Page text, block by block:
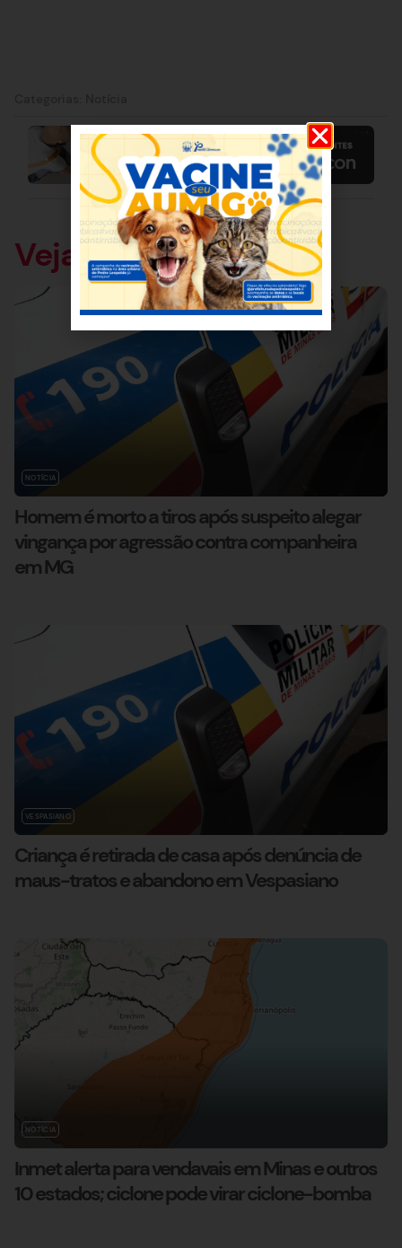
Veja também
NOTÍCIA
Homem é morto a tiros após suspeito alegar
vingança por agressão contra companheira
em MG
VESPASIANO
Criança é retirada de casa após denúncia de
maus-tratos e abandono em Vespasiano
NOTÍCIA
Inmet alerta para vendavais em Minas e outros
10 estados; ciclone pode virar ciclone-bomba